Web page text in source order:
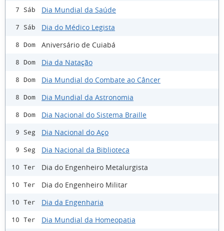
7 Sáb Dia Mundial da Saúde
7 Sáb Dia do Médico Legista
8 Dom Aniversário de Cuiabá
8 Dom Dia da Natação
8 Dom Dia Mundial do Combate ao Câncer
8 Dom Dia Mundial da Astronomia
8 Dom Dia Nacional do Sistema Braille
9 Seg Dia Nacional do Aço
9 Seg Dia Nacional da Biblioteca
10 Ter Dia do Engenheiro Metalurgista
10 Ter Dia do Engenheiro Militar
10 Ter Dia da Engenharia
10 Ter Dia Mundial da Homeopatia